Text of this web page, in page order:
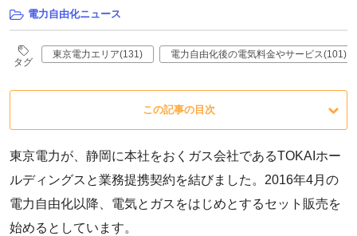
電力自由化ニュース
タグ
東京電力エリア(131) 電力自由化後の電気料金やサービス(101)
この記事の目次
東京電力が、静岡に本社をおくガス会社であるTOKAIホー
ルディングスと業務提携契約を結びました。2016年4月の
電力自由化以降、電気とガスをはじめとするセット販売を
始めるとしています。